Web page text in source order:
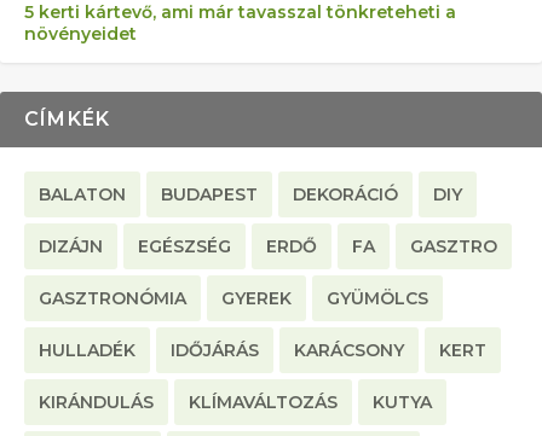
5 kerti kártevő, ami már tavasszal tönkreteheti a
növényeidet
CÍMKÉK
BALATON BUDAPEST DEKORÁCIÓ DIY
DIZÁJN EGÉSZSÉG ERDŐ FA GASZTRO
GASZTRONÓMIA GYEREK GYÜMÖLCS
HULLADÉK IDŐJÁRÁS KARÁCSONY KERT
KIRÁNDULÁS KLÍMAVÁLTOZÁS KUTYA